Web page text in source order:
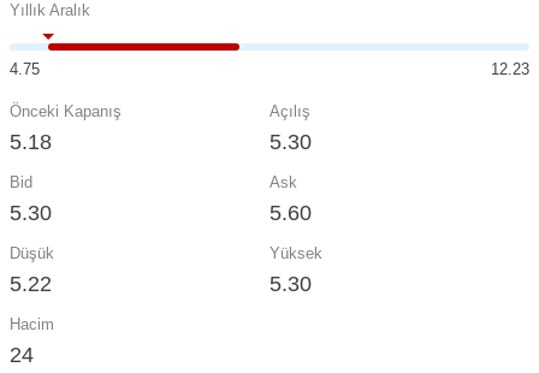
Yıllık Aralık
4.75 12.23
Önceki Kapanış
5.18
Açılış
5.30
Bid
5.30
Ask
5.60
Düşük
5.22
Yüksek
5.30
Hacim
24